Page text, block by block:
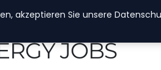
JOBS
akzeptieren Sie unsere